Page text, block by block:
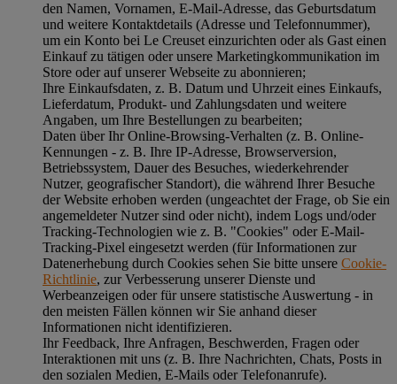
den Namen, Vornamen, E-Mail-Adresse, das Geburtsdatum
und weitere Kontaktdetails (Adresse und Telefonnummer),
um ein Konto bei Le Creuset einzurichten oder als Gast einen
Einkauf zu tätigen oder unsere Marketingkommunikation im
Store oder auf unserer Webseite zu abonnieren;
Ihre Einkaufsdaten, z. B. Datum und Uhrzeit eines Einkaufs,
Lieferdatum, Produkt- und Zahlungsdaten und weitere
Angaben, um Ihre Bestellungen zu bearbeiten;
Daten über Ihr Online-Browsing-Verhalten (z. B. Online-
Kennungen - z. B. Ihre IP-Adresse, Browserversion,
Betriebssystem, Dauer des Besuches, wiederkehrender
Nutzer, geografischer Standort), die während Ihrer Besuche
der Website erhoben werden (ungeachtet der Frage, ob Sie ein
angemeldeter Nutzer sind oder nicht), indem Logs und/oder
Tracking-Technologien wie z. B. "Cookies" oder E-Mail-
Tracking-Pixel eingesetzt werden (für Informationen zur
Datenerhebung durch Cookies sehen Sie bitte unsere Cookie-
Richtlinie, zur Verbesserung unserer Dienste und
Werbeanzeigen oder für unsere statistische Auswertung - in
den meisten Fällen können wir Sie anhand dieser
Informationen nicht identifizieren.
Ihr Feedback, Ihre Anfragen, Beschwerden, Fragen oder
Interaktionen mit uns (z. B. Ihre Nachrichten, Chats, Posts in
den sozialen Medien, E-Mails oder Telefonanrufe).